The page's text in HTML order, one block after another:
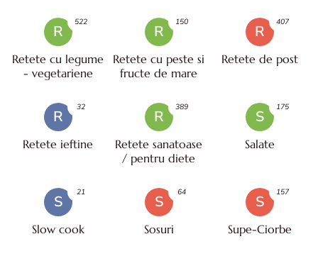
R
Retete cu legume
- vegetariene
522
R
Retete cu peste si
fructe de mare
150
R
Retete de post
407
R
Retete ieftine
32
R
Retete sanatoase
/ pentru diete
389
S
Salate
175
S
Slow cook
21
S
Sosuri
64
S
Supe-Ciorbe
157